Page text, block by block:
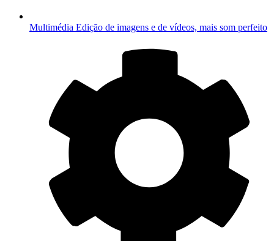
Multimédia Edição de imagens e de vídeos, mais som perfeito